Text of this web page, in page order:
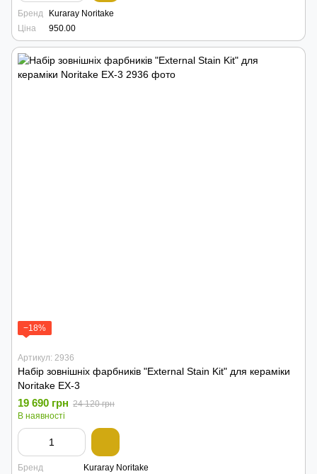
Бренд
Kuraray Noritake
Ціна
950.00
−18%
Артикул: 2936
Набір зовнішніх фарбників "External Stain Kit" для кераміки
Noritake EX-3
19 690 грн 24 120 грн
В наявності
Бренд
Kuraray Noritake